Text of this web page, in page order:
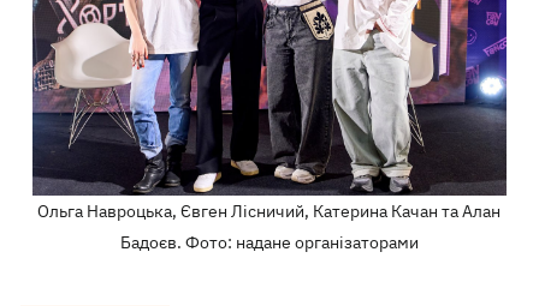
Ольга Навроцька, Євген Лісничий, Катерина Качан та Алан
Бадоєв. Фото: надане організаторами